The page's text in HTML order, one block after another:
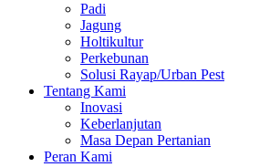
Padi
Jagung
Holtikultur
Perkebunan
Solusi Rayap/Urban Pest
Tentang Kami
Inovasi
Keberlanjutan
Masa Depan Pertanian
Peran Kami